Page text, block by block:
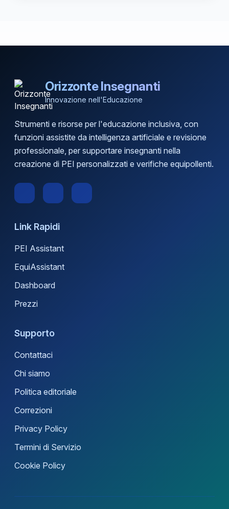
Orizzonte Insegnanti
Innovazione nell'Educazione
Strumenti e risorse per l'educazione inclusiva, con
funzioni assistite da intelligenza artificiale e revisione
professionale, per supportare insegnanti nella
creazione di PEI personalizzati e verifiche equipollenti.
Link Rapidi
PEI Assistant
EquiAssistant
Dashboard
Prezzi
Supporto
Contattaci
Chi siamo
Politica editoriale
Correzioni
Privacy Policy
Termini di Servizio
Cookie Policy